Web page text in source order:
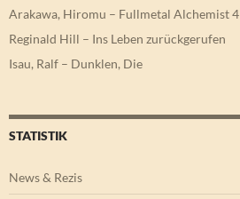
Arakawa, Hiromu – Fullmetal Alchemist 4
Reginald Hill – Ins Leben zurückgerufen
Isau, Ralf – Dunklen, Die
STATISTIK
News & Rezis